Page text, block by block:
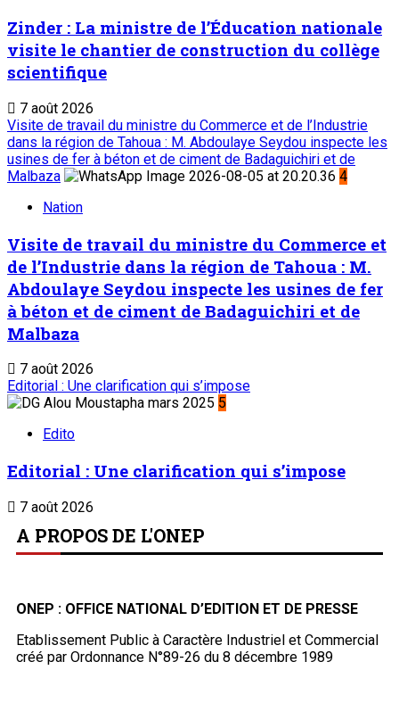
Zinder : La ministre de l’Éducation nationale
visite le chantier de construction du collège
scientifique
7 août 2026
Visite de travail du ministre du Commerce et de l’Industrie
dans la région de Tahoua : M. Abdoulaye Seydou inspecte les
usines de fer à béton et de ciment de Badaguichiri et de
Malbaza
4
Nation
Visite de travail du ministre du Commerce et
de l’Industrie dans la région de Tahoua : M.
Abdoulaye Seydou inspecte les usines de fer
à béton et de ciment de Badaguichiri et de
Malbaza
7 août 2026
Editorial : Une clarification qui s’impose
5
Edito
Editorial : Une clarification qui s’impose
7 août 2026
A PROPOS DE L'ONEP
ONEP : OFFICE NATIONAL D’EDITION ET DE PRESSE
Etablissement Public à Caractère Industriel et Commercial
créé par Ordonnance N°89-26 du 8 décembre 1989